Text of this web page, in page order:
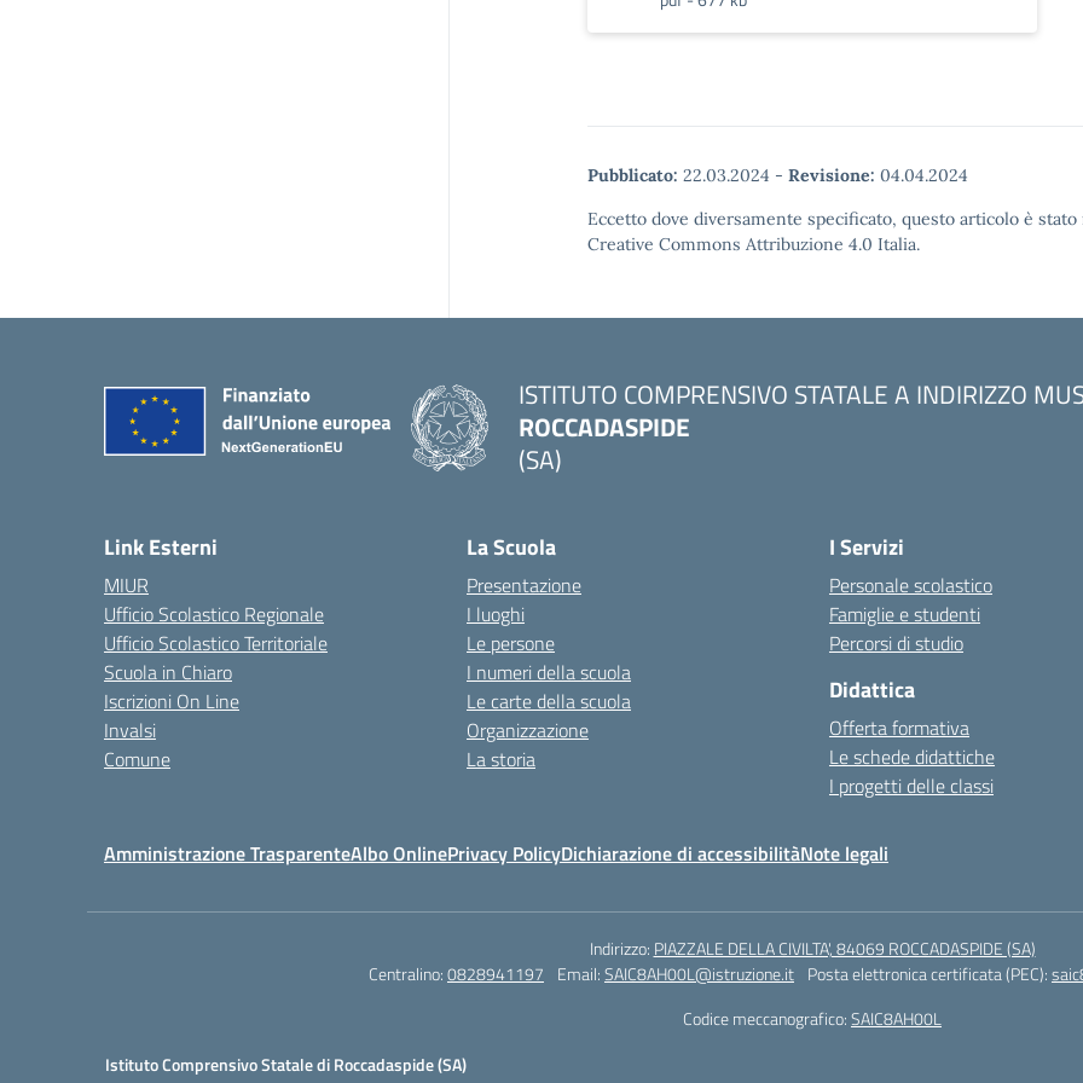
Pubblicato: 22.03.2024 - Revisione: 04.04.2024
Eccetto dove diversamente specificato, questo articolo è
Creative Commons Attribuzione 4.0 Italia.
ISTITUTO COMPRENSIVO STATALE A INDIRIZZO
ROCCADASPIDE
(SA)
Link Esterni
MIUR
Ufficio Scolastico Regionale
Ufficio Scolastico Territoriale
Scuola in Chiaro
Iscrizioni On Line
Invalsi
Comune
La Scuola
Presentazione
I luoghi
Le persone
I numeri della scuola
Le carte della scuola
Organizzazione
La storia
I Servizi
Personale scolastico
Famiglie e studenti
Percorsi di studio
Didattica
Offerta formativa
Le schede didattiche
I progetti delle classi
Amministrazione TrasparenteAlbo OnlinePrivacy PolicyDichiarazione di accessibilitàNote legali
Indirizzo: PIAZZALE DELLA CIVILTA', 84069 ROCCADASPIDE (SA)
Centralino:0828941197 Email:SAIC8AH00L@istruzione.it Posta elettronica certificata (PEC):
Codice meccanografico:SAIC8AH00L
Istituto Comprensivo Statale di Roccadaspide (SA)